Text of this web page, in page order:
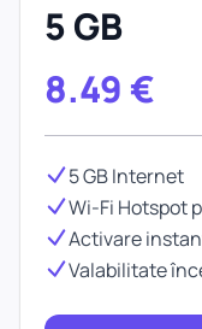
5 GB
8.49 €
5 GB Internet
Wi-Fi Hotspot
Activare
Valabilitate